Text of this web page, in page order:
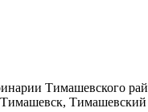
Тимашевского
Тимашевск,